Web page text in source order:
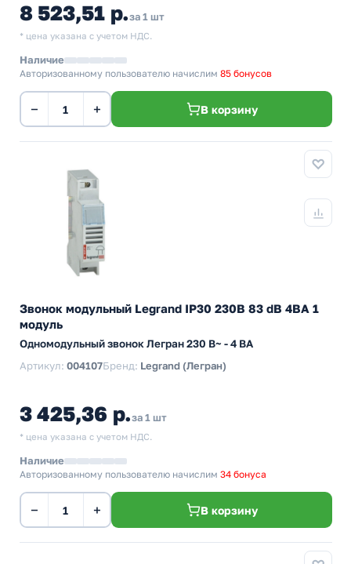
8 523,51 р.за 1 шт
* цена указана с учетом НДС.
Наличие
Авторизованному пользователю начислим 85 бонусов
− + В корзину
Звонок модульный Legrand IP30 230В 83 dB 4ВА 1
модуль
Одномодульный звонок Легран 230 В~ - 4 ВА
Артикул: 004107Бренд: Legrand (Легран)
3 425,36 р.за 1 шт
* цена указана с учетом НДС.
Наличие
Авторизованному пользователю начислим 34 бонуса
− + В корзину